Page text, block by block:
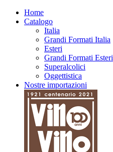
Home
Catalogo
Italia
Grandi Formati Italia
Esteri
Grandi Formati Esteri
Superalcolici
Oggettistica
Nostre importazioni